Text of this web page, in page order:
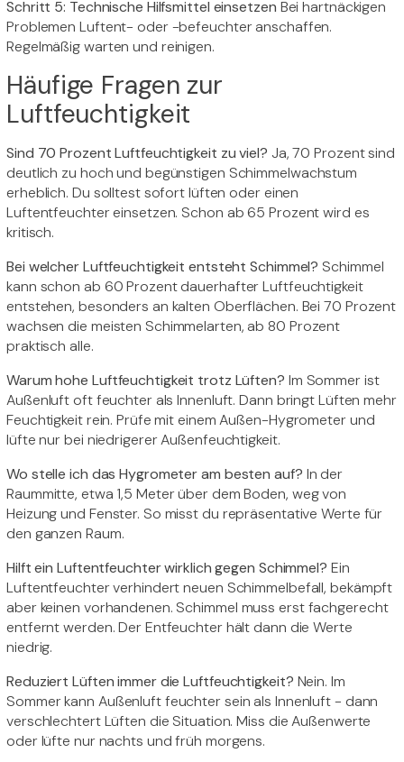
Schritt 5: Technische Hilfsmittel einsetzen Bei hartnäckigen
Problemen Luftent- oder -befeuchter anschaffen.
Regelmäßig warten und reinigen.
Häufige Fragen zur
Luftfeuchtigkeit
Sind 70 Prozent Luftfeuchtigkeit zu viel? Ja, 70 Prozent sind
deutlich zu hoch und begünstigen Schimmelwachstum
erheblich. Du solltest sofort lüften oder einen
Luftentfeuchter einsetzen. Schon ab 65 Prozent wird es
kritisch.
Bei welcher Luftfeuchtigkeit entsteht Schimmel? Schimmel
kann schon ab 60 Prozent dauerhafter Luftfeuchtigkeit
entstehen, besonders an kalten Oberflächen. Bei 70 Prozent
wachsen die meisten Schimmelarten, ab 80 Prozent
praktisch alle.
Warum hohe Luftfeuchtigkeit trotz Lüften? Im Sommer ist
Außenluft oft feuchter als Innenluft. Dann bringt Lüften mehr
Feuchtigkeit rein. Prüfe mit einem Außen-Hygrometer und
lüfte nur bei niedrigerer Außenfeuchtigkeit.
Wo stelle ich das Hygrometer am besten auf? In der
Raummitte, etwa 1,5 Meter über dem Boden, weg von
Heizung und Fenster. So misst du repräsentative Werte für
den ganzen Raum.
Hilft ein Luftentfeuchter wirklich gegen Schimmel? Ein
Luftentfeuchter verhindert neuen Schimmelbefall, bekämpft
aber keinen vorhandenen. Schimmel muss erst fachgerecht
entfernt werden. Der Entfeuchter hält dann die Werte
niedrig.
Reduziert Lüften immer die Luftfeuchtigkeit? Nein. Im
Sommer kann Außenluft feuchter sein als Innenluft - dann
verschlechtert Lüften die Situation. Miss die Außenwerte
oder lüfte nur nachts und früh morgens.